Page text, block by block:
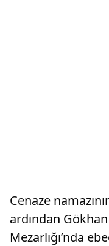
Cenaze
ardından
Mezarlığı’nda